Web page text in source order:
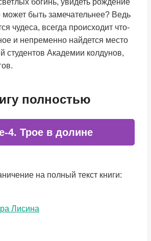
богинь, увидеть рождение
быть замечательнее? Ведь
чудеса, всегда происходит что-
и непременно найдется место
студентов Академии колдунов,
полностью
4. Трое в долине
на полный текст книги:
Лисина